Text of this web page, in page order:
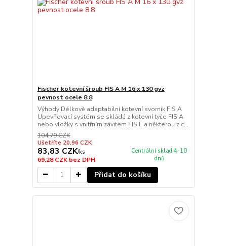
Fischer kotevní šroub FIS A M 16 x 130 gvz
pevnost ocele 8.8
Výhody Délkově adaptabilní kotevní svorník FIS A
Upevňovací systém se skládá z kotevní tyče FIS A
nebo vložky s vnitřním závitem FIS E a některou z c...
104,79 CZK
Ušetříte 20,96 CZK
83,83 CZK/ks
69,28 CZKbez DPH
Centrální sklad 4-10
dnů
Přidat do košíku